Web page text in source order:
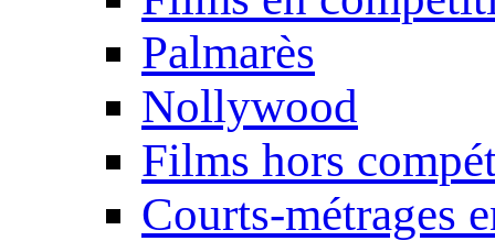
Palmarès
Nollywood
Films hors
Courts-métrages